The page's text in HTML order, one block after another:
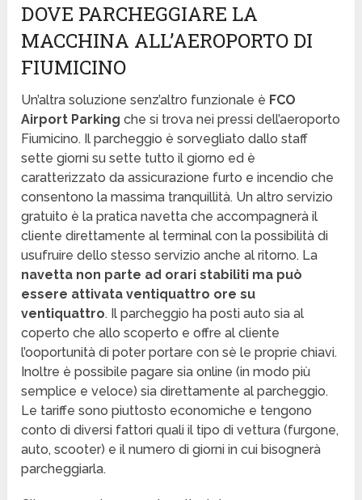
DOVE PARCHEGGIARE LA
MACCHINA ALL’AEROPORTO DI
FIUMICINO
Un’altra soluzione senz’altro funzionale è FCO
Airport Parking che si trova nei pressi dell’aeroporto
Fiumicino. Il parcheggio è sorvegliato dallo staff
sette giorni su sette tutto il giorno ed è
caratterizzato da assicurazione furto e incendio che
consentono la massima tranquillità. Un altro servizio
gratuito è la pratica navetta che accompagnerà il
cliente direttamente al terminal con la possibilità di
usufruire dello stesso servizio anche al ritorno. La
navetta non parte ad orari stabiliti ma può
essere attivata ventiquattro ore su
ventiquattro. Il parcheggio ha posti auto sia al
coperto che allo scoperto e offre al cliente
l’ooportunità di poter portare con sè le proprie chiavi.
Inoltre è possibile pagare sia online (in modo più
semplice e veloce) sia direttamente al parcheggio.
Le tariffe sono piuttosto economiche e tengono
conto di diversi fattori quali il tipo di vettura (furgone,
auto, scooter) e il numero di giorni in cui bisognerà
parcheggiarla.